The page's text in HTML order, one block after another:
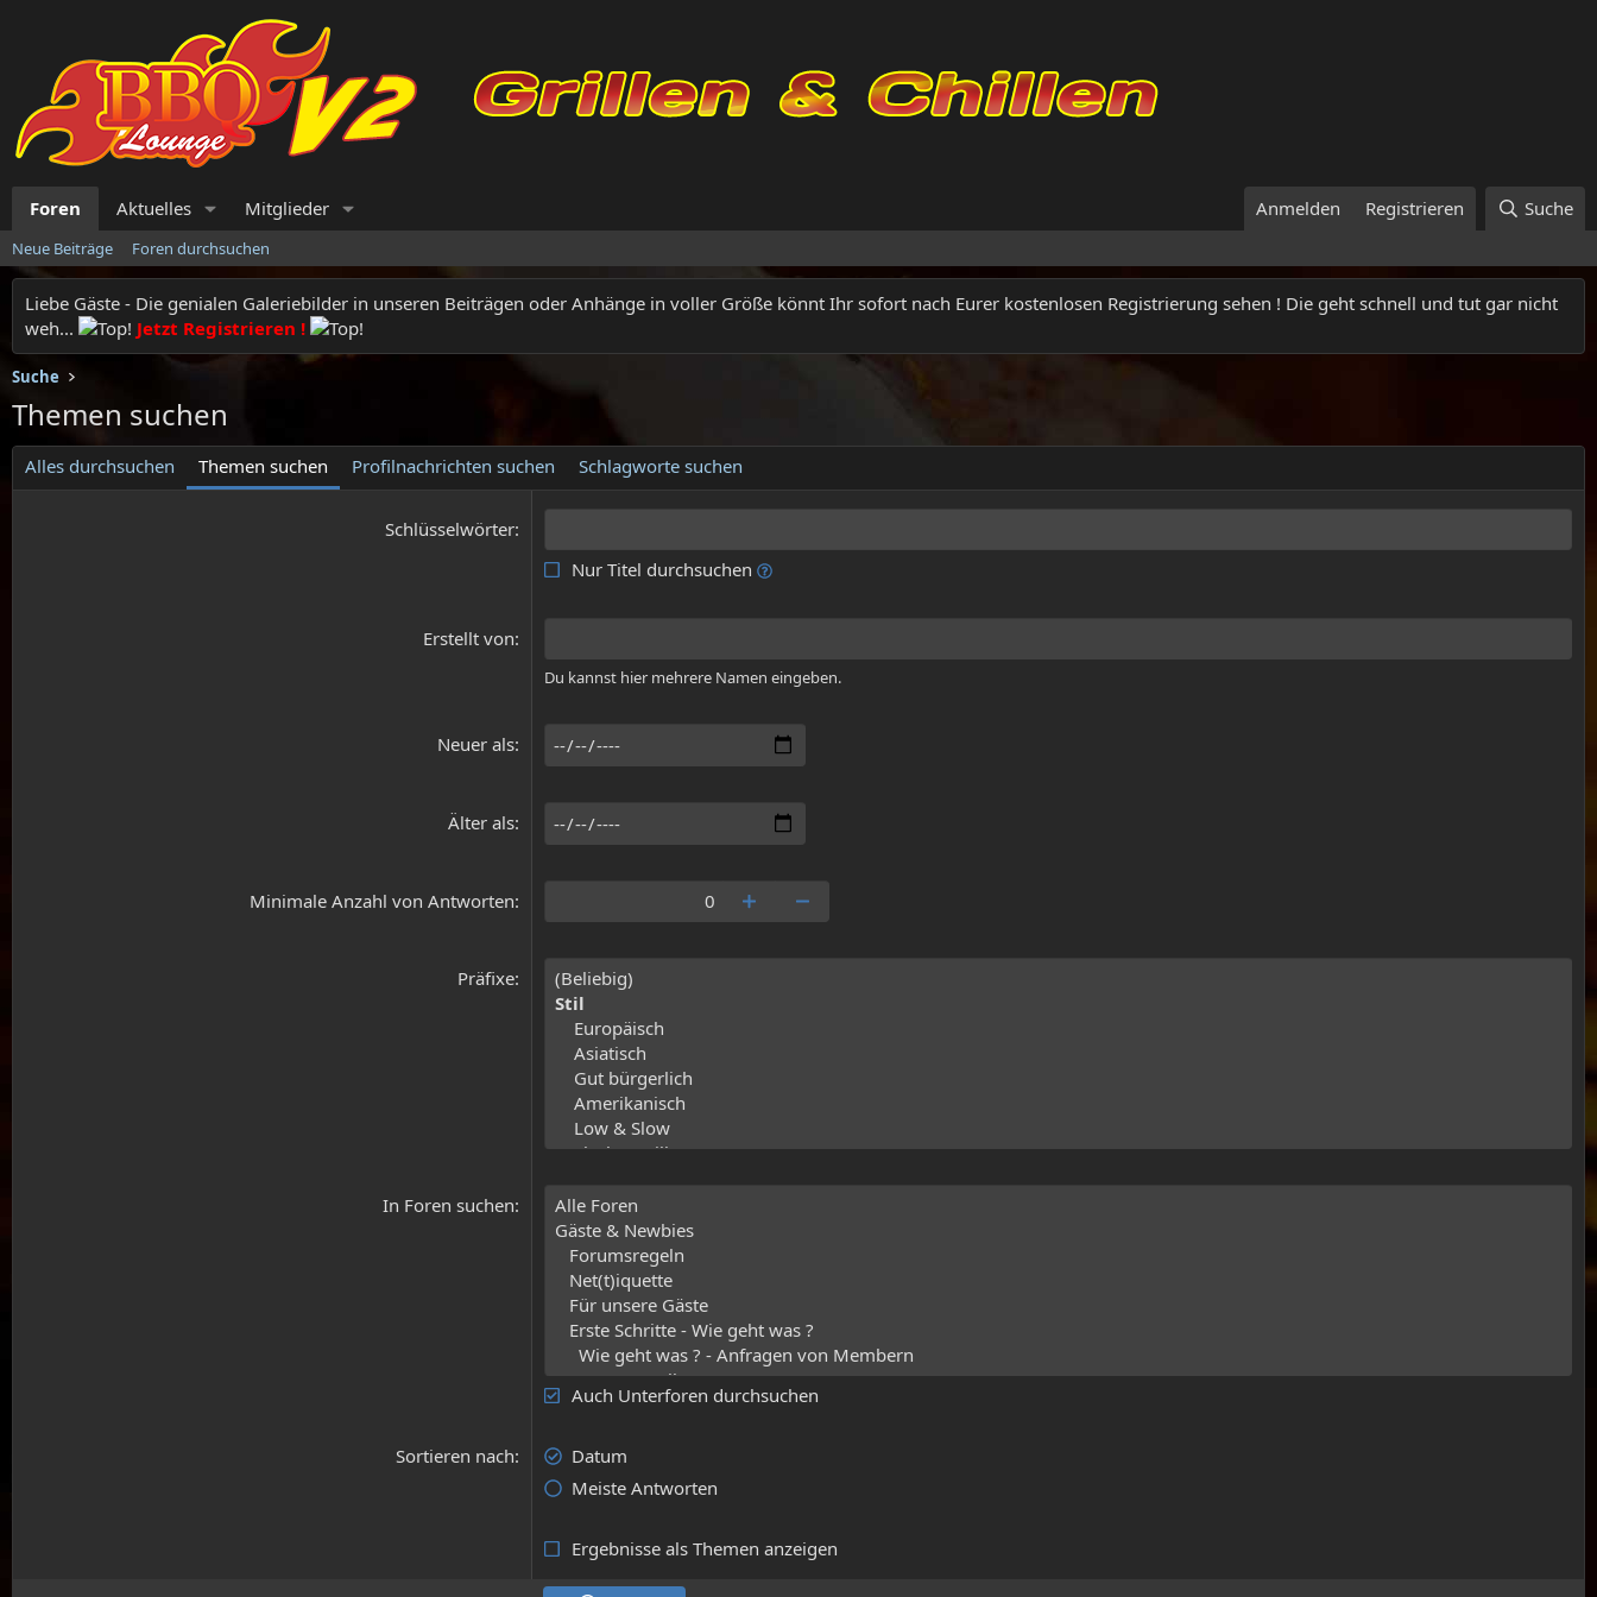
Foren Aktuelles Mitglieder Anmelden Registrieren Suche
Neue Beiträge Foren durchsuchen
Liebe Gäste - Die genialen Galeriebilder in unseren Beiträgen oder Anhänge in voller Größe könnt Ihr sofort nach Eurer kostenlosen Registrierung sehen ! Die geht schnell und tut gar nicht
weh...
Jetzt Registrieren !
Suche
Themen suchen
Alles durchsuchen Themen suchen Profilnachrichten suchen Schlagworte suchen
Schlüsselwörter
Nur Titel durchsuchen
Erstellt von
Du kannst hier mehrere Namen eingeben.
Neuer als
Älter als
Minimale Anzahl von Antworten
Präfixe
In Foren suchen
Auch Unterforen durchsuchen
Sortieren nach
Datum
Meiste Antworten
Ergebnisse als Themen anzeigen